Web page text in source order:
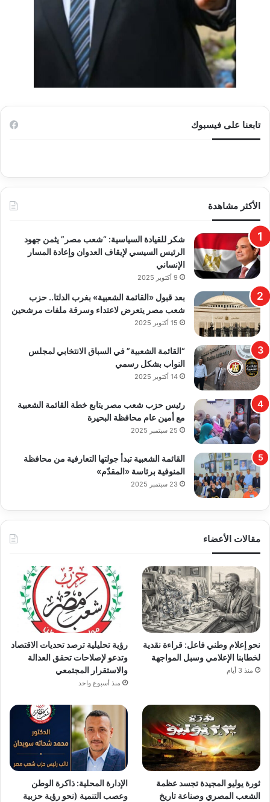
تابعنا على فيسبوك
الأكثر مشاهدة
​شكر للقيادة السياسية: “شعب مصر” يثمن جهود
الرئيس السيسي لإيقاف العدوان وإعادة المسار
الإنساني
9 أكتوبر 2025
بعد قبول «القائمة الشعبية» بغرب الدلتا.. حزب
شعب مصر يتعرض لاعتداء وسرقة ملفات مرشحين
15 أكتوبر 2025
“القائمة الشعبية” في السباق الانتخابي لمجلس
النواب بشكل رسمي
14 أكتوبر 2025
رئيس حزب شعب مصر يتابع خطة القائمة الشعبية
مع أمين عام محافظة البحيرة
25 سبتمبر 2025
القائمة الشعبية تبدأ جولتها التعارفية من محافظة
المنوفية برئاسة «المقدّم»
23 سبتمبر 2025
مقالات الأعضاء
نحو إعلام وطني فاعل: قراءة نقدية
لخطابنا الإعلامي وسبل المواجهة
منذ 3 أيام
رؤية تحليلية ترصد تحديات الاقتصاد
وتدعو لإصلاحات تحقق العدالة
والاستقرار المجتمعي
منذ أسبوع واحد
ثورة يوليو المجيدة تجسد عظمة
الشعب المصري وصناعة تاريخ
الإدارة المحلية: ذاكرة الوطن
وعصب التنمية (نحو رؤية حزبية